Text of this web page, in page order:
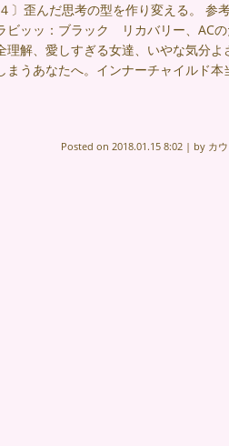
〕歪んだ思考の型を作り変える。
ッ：ブラック リカバリー、ACの
解、愛しすぎる女達、いやな気分
うあなたへ。インナーチャイルド
Posted on 2018.01.15 8:02 | by カ